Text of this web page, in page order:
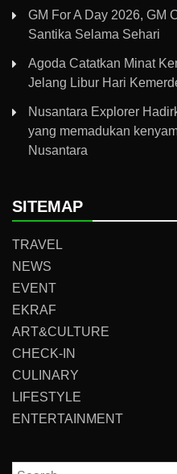
GM For A Day 2026, GM
Santika Selama Sehari
Agoda Catatkan Minat
Jelang Libur Hari
Nusantara Explorer
yang memadukan
Nusantara
SITEMAP
TRAVEL
NEWS
EVENT
EKRAF
ART&CULTURE
CHECK-IN
CULINARY
LIFESTYLE
ENTERTAINMENT